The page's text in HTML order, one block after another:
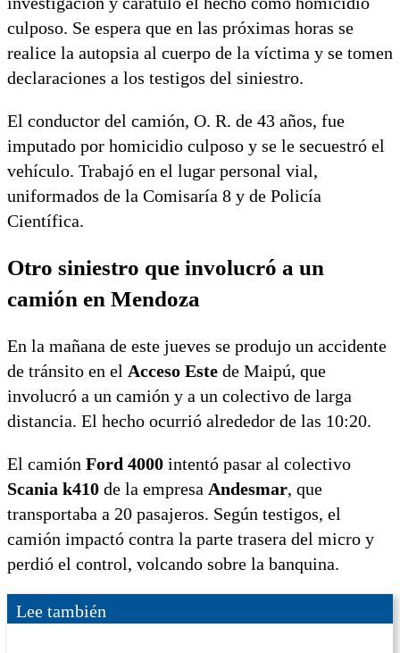
culposo. Se espera que en las próximas horas se
realice la autopsia al cuerpo de la víctima y se tomen
declaraciones a los testigos del siniestro.
El conductor del camión, O. R. de 43 años, fue
imputado por homicidio culposo y se le secuestró el
vehículo. Trabajó en el lugar personal vial,
uniformados de la Comisaría 8 y de Policía
Científica.
Otro siniestro que involucró a un
camión en Mendoza
En la mañana de este jueves se produjo un accidente
de tránsito en el Acceso Este de Maipú, que
involucró a un camión y a un colectivo de larga
distancia. El hecho ocurrió alrededor de las 10:20.
El camión Ford 4000 intentó pasar al colectivo
Scania k410 de la empresa Andesmar, que
transportaba a 20 pasajeros. Según testigos, el
camión impactó contra la parte trasera del micro y
perdió el control, volcando sobre la banquina.
Lee también